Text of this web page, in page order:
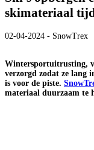
skimateriaal
02-04-2024 - SnowTrex
Wintersportuitrusting,
verzorgd zodat ze lang
is voor de piste.
materiaal duurzaam te